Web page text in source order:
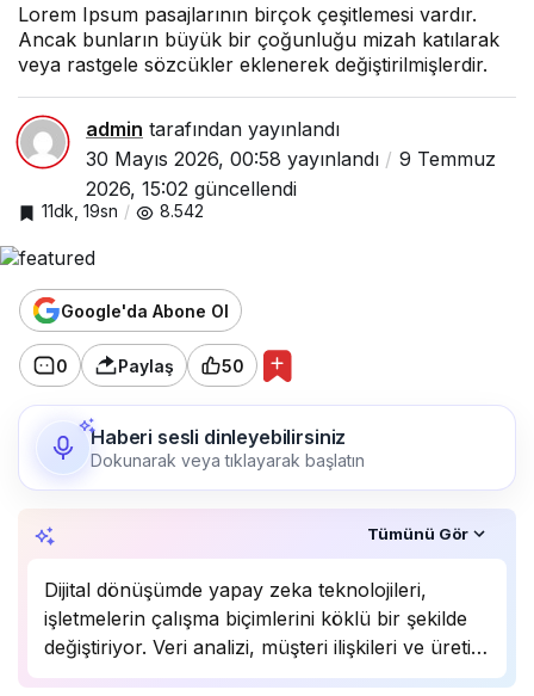
Lorem Ipsum pasajlarının birçok çeşitlemesi vardır.
Ancak bunların büyük bir çoğunluğu mizah katılarak
veya rastgele sözcükler eklenerek değiştirilmişlerdir.
admin tarafından yayınlandı
30 Mayıs 2026, 00:58 yayınlandı
9 Temmuz
2026, 15:02 güncellendi
11dk, 19sn 8.542
Google'da Abone Ol
0 Paylaş 50
Haberi sesli dinleyebilirsiniz
Dokunarak veya tıklayarak başlatın
Tümünü Gör
Dijital dönüşümde yapay zeka teknolojileri,
işletmelerin çalışma biçimlerini köklü bir şekilde
değiştiriyor. Veri analizi, müşteri ilişkileri ve üretim
süreçlerinde önemli bir rol oynayan yapay zeka,